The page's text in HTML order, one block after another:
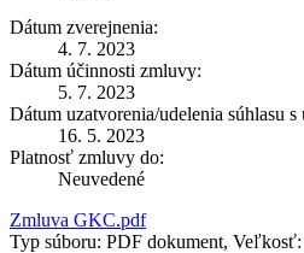
Dátum zverejnenia:
4. 7. 2023
Dátum účinnosti zmluvy:
5. 7. 2023
Dátum uzatvorenia/udelenia súhlasu
16. 5. 2023
Platnosť zmluvy do:
Neuvedené
Zmluva GKC.pdf
Typ súboru: PDF dokument,